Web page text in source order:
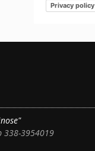
Privacy policy
338-3954019